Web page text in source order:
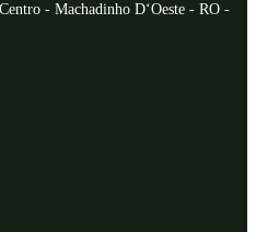
- Machadinho D‘Oeste - RO -